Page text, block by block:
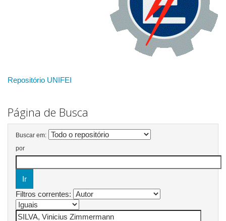
Repositório UNIFEI
Página de Busca
Buscar em:
por
Filtros correntes: